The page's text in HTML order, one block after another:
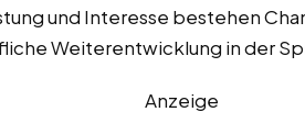
und Interesse bestehen
Weiterentwicklung in der
Anzeige